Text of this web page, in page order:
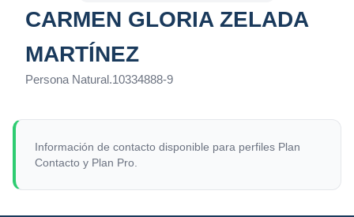
CARMEN GLORIA ZELADA
MARTÍNEZ
Persona Natural.10334888-9
Información de contacto disponible para perfiles Plan
Contacto y Plan Pro.